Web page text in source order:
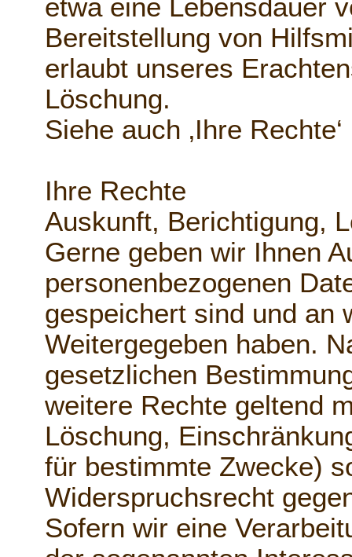
etwa eine Lebensdauer
Bereitstellung von
erlaubt unseres
Löschung.
Siehe auch ‚Ihre Rechte‘
Ihre Rechte
Auskunft, Berichtigung,
Gerne geben wir Ihnen
personenbezogenen
gespeichert sind und an
Weitergegeben haben.
gesetzlichen
weitere Rechte geltend
Löschung,
für bestimmte Zwecke)
Widerspruchsrecht
Sofern wir eine